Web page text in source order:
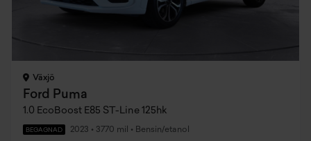
Växjö
Ford Puma
1.0 EcoBoost E85 ST-Line 125hk
BEGAGNAD 2023 • 3770 mil • Bensin/etanol